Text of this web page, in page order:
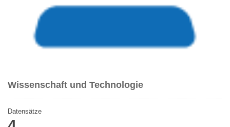
Wissenschaft und Technologie
Datensätze